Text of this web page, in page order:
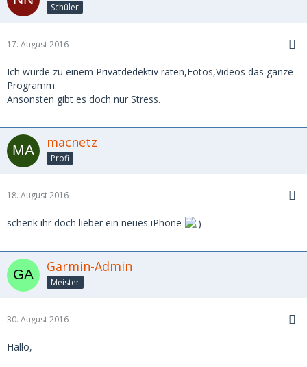
Schüler
17. August 2016
Ich würde zu einem Privatdedektiv raten,Fotos,Videos das ganze
Programm.
Ansonsten gibt es doch nur Stress.
macnetz
Profi
18. August 2016
schenk ihr doch lieber ein neues iPhone
Garmin-Admin
Meister
30. August 2016
Hallo,